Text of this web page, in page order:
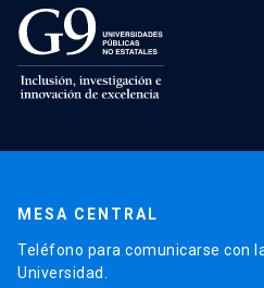
MESA CENTRAL
Teléfono para comunicarse con
Universidad.